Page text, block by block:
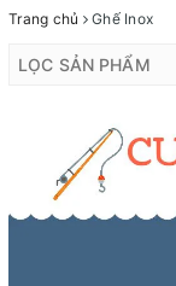
Trang chủ Ghế Inox
LỌC SẢN PHẨM